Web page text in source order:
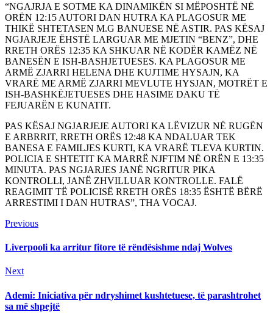
“NGAJRJA E SOTME KA DINAMIKËN SI MËPOSHTË NË
ORËN 12:15 AUTORI DAN HUTRA KA PLAGOSUR ME
THIKË SHTETASEN M.G BANUESE NË ASTIR. PAS KËSAJ
NGJARJEJE ËHSTË LARGUAR ME MJETIN “BENZ”, DHE
RRETH ORËS 12:35 KA SHKUAR NË KODËR KAMËZ NË
BANESËN E ISH-BASHJETUESES. KA PLAGOSUR ME
ARMË ZJARRI HELENA DHE KUJTIME HYSAJN, KA
VRARË ME ARMË ZJARRI MEVLUTE HYSJAN, MOTRËT E
ISH-BASHKËJETUESES DHE HASIME DAKU TË
FEJUARËN E KUNATIT.
PAS KËSAJ NGJARJEJE AUTORI KA LËVIZUR NË RUGËN
E ARBRRIT, RRETH ORËS 12:48 KA NDALUAR TEK
BANESA E FAMILJES KURTI, KA VRARË TLEVA KURTIN.
POLICIA E SHTETIT KA MARRË NJFTIM NË ORËN E 13:35
MINUTA. PAS NGJARJES JANË NGRITUR PIKA
KONTROLLI, JANË ZHVILLUAR KONTROLLE. FALË
REAGIMIT TË POLICISË RRETH ORËS 18:35 ËSHTË BËRË
ARRESTIMI I DAN HUTRAS”, THA VOCAJ.
Continue
Reading
PreviousPrevious
Liverpooli ka arritur fitore të rëndësishme ndaj Wolves
NextNext
Ademi: Iniciativa për ndryshimet kushtetuese, të parashtrohet
sa më shpejtë